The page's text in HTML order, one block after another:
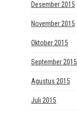
Desember 2015
November 2015
Oktober 2015
September 2015
Agustus 2015
Juli 2015